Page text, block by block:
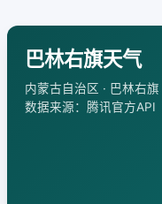
巴林右旗天气
内蒙古自治区 · 巴林右旗
数据来源：腾讯官方API